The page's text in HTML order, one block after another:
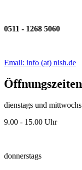
0511 - 1268 5060
Email: info (at) nish.de
Öffnungszeiten
dienstags und mittwochs
9.00 - 15.00 Uhr
donnerstags